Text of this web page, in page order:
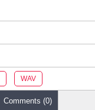
WAV
Comments (0)